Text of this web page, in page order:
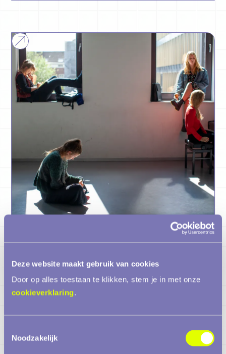
Deze website maakt gebruik van cookies
Door op alles toestaan te klikken, stem je in met onze
cookieverklaring.
Noodzakelijk
Bildung is ook: ruimte in
relatie